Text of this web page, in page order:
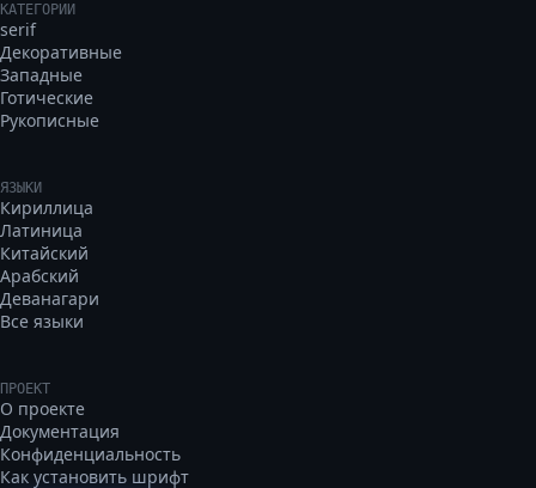
КАТЕГОРИИ
serif
Декоративные
Западные
Готические
Рукописные
ЯЗЫКИ
Кириллица
Латиница
Китайский
Арабский
Деванагари
Все языки
ПРОЕКТ
О проекте
Документация
Конфиденциальность
Как установить шрифт